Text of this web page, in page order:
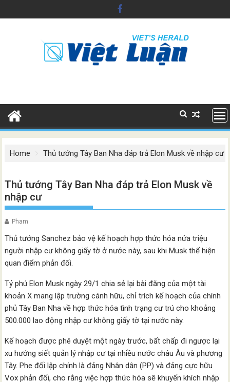
to
Home Thủ tướng Tây Ban Nha đáp trả Elon Musk về nhập cư
Thủ tướng Tây Ban Nha đáp trả Elon Musk về
nhập cư
Pham
Thủ tướng Sanchez bảo vệ kế hoạch hợp thức hóa nửa triệu
người nhập cư không giấy tờ ở nước này, sau khi Musk thể hiện
quan điểm phản đối.
Tỷ phú Elon Musk ngày 29/1 chia sẻ lại bài đăng của một tài
khoản X mang lập trường cánh hữu, chỉ trích kế hoạch của chính
phủ Tây Ban Nha về hợp thức hóa tình trạng cư trú cho khoảng
500.000 lao động nhập cư không giấy tờ tại nước này.
Kế hoạch được phê duyệt một ngày trước, bất chấp đi ngược lại
xu hướng siết quản lý nhập cư tại nhiều nước châu Âu và phương
Tây. Phe đối lập chính là đảng Nhân dân (PP) và đảng cực hữu
Vox phản đối, cho rằng việc hợp thức hóa sẽ khuyến khích nhập